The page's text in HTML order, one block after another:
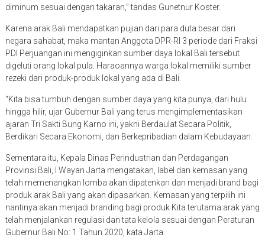
diminum sesuai dengan takaran,” tandas Gunetnur Koster.
Karena arak Bali mendapatkan pujian dari para duta besar dari
negara sahabat, maka mantan Anggota DPR-RI 3 periode dari Fraksi
PDI Perjuangan ini mengiginkan sumber daya lokal Bali tersebut
digeluti orang lokal pula. Haraoannya warga lokal memiliki sumber
rezeki dari produk-produk lokal yang ada di Bali.
“Kita bisa tumbuh dengan sumber daya yang kita punya, dari hulu
hingga hilir, ujar Gubernur Bali yang terus mengimplementasikan
ajaran Tri Sakti Bung Karno ini, yakni Berdaulat Secara Politik,
Berdikari Secara Ekonomi, dan Berkepribadian dalam Kebudayaan.
Sementara itu, Kepala Dinas Perindustrian dan Perdagangan
Provinsi Bali, I Wayan Jarta mengatakan, label dan kemasan yang
telah memenangkan lomba akan dipatenkan dan menjadi brand bagi
produk arak Bali yang akan dipasarkan. Kemasan yang terpilih ini
nantinya akan menjadi branding bagi produk Kita terutama arak yang
telah menjalankan regulasi dan tata kelola sesuai dengan Peraturan
Gubernur Bali No: 1 Tahun 2020, kata Jarta.